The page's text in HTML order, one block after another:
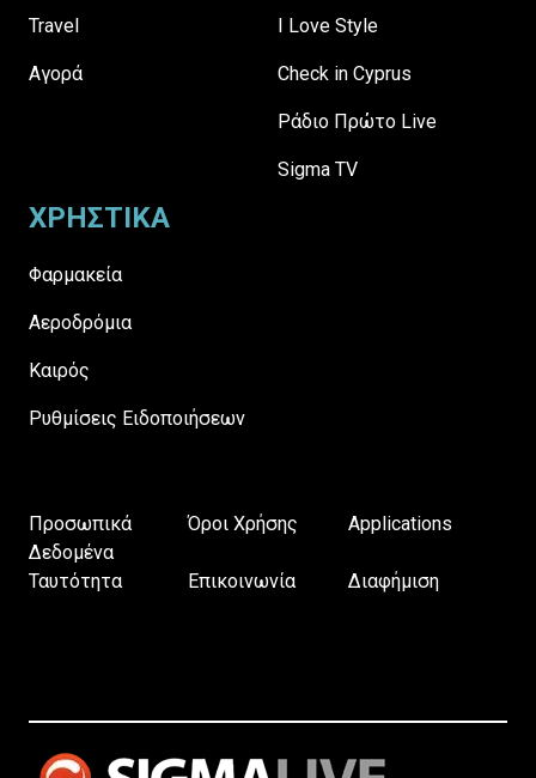
Travel
Αγορά
I Love Style
Check in Cyprus
Ράδιο Πρώτο Live
Sigma TV
ΧΡΗΣΤΙΚΑ
Φαρμακεία
Αεροδρόμια
Καιρός
Ρυθμίσεις Ειδοποιήσεων
Προσωπικά
Δεδομένα
Όροι Χρήσης Applications
Ταυτότητα Επικοινωνία Διαφήμιση